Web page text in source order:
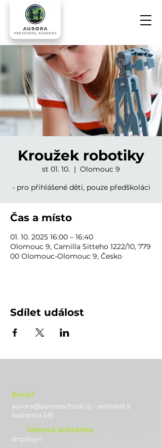
Kroužek robotiky
st 01. 10.
  |
Olomouc 9
- pro přihlášené děti, pouze předškoláci
Čas a místo
01. 10. 2025 16:00 – 16:40
Olomouc 9, Camilla Sitteho 1222/10, 779
00 Olomouc-Olomouc 9, Česko
Sdílet událost
Email
aurora@auroraschool.cz - jednatel a
ředitelna MŠ
Datová schránka
dnp3nyn